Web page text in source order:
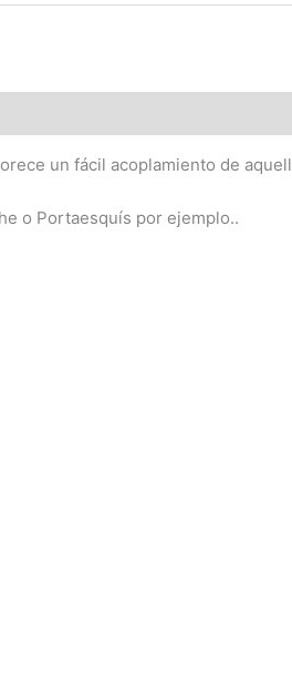
un fácil acoplamiento de
o Portaesquís por ejemplo..